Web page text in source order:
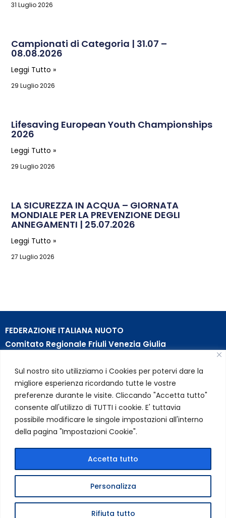
Sul nostro sito utilizziamo i Cookies per potervi dare la
migliore esperienza ricordando tutte le vostre
preferenze durante le visite. Cliccando "Accetta tutto"
consente all'utilizzo di TUTTI i cookie. E' tuttavia
possibile modificare le singole impostazioni all'interno
della pagina "Impostazioni Cookie".
Personalizza
Rifiuta tutto
Accetta tutto
31 Luglio 2026
Campionati di Categoria | 31.07 –
08.08.2026
Leggi Tutto »
29 Luglio 2026
Lifesaving European Youth Championships
2026
Leggi Tutto »
29 Luglio 2026
LA SICUREZZA IN ACQUA – GIORNATA
MONDIALE PER LA PREVENZIONE DEGLI
ANNEGAMENTI | 25.07.2026
Leggi Tutto »
27 Luglio 2026
FEDERAZIONE ITALIANA NUOTO
Comitato Regionale Friuli Venezia Giulia
Trieste (TS)
Partita Iva 01384031009
Codice Fiscale 05284670584
Codice SDI USAL8PV – Rif. Amm. TC025
LINK UTILI
Privacy Policy
FIN Comitato Regionale FVG © 2026 | Tutti i diritti riservati